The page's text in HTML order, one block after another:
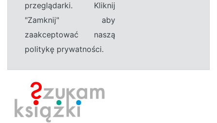
przeglądarki. Kliknij
"Zamknij" aby
zaakceptować naszą
politykę prywatności.